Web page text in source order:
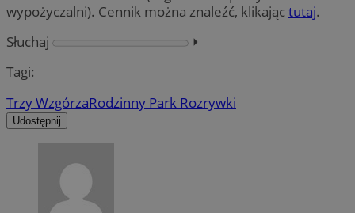
wypożyczalni). Cennik można znaleźć, klikająctutaj.
Słuchaj
⏵︎
Tagi:
Trzy WzgórzaRodzinny Park Rozrywki
Udostępnij